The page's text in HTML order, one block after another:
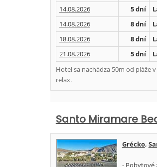
14.08.2026
5 dní
14.08.2026
8 dní
18.08.2026
8 dní
21.08.2026
5 dní
Hotel sa nachádza 50m od pláže
relax.
Santo Miramare
Grécko,
- Pobytové